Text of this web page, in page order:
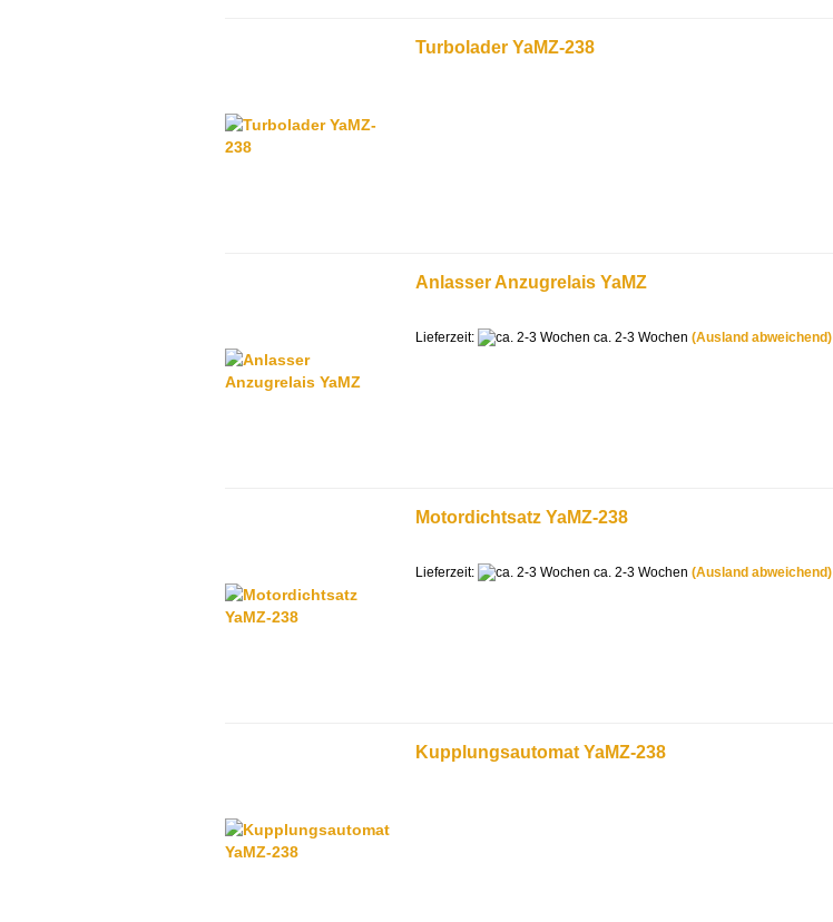
Turbolader YaMZ-238
Anlasser Anzugrelais YaMZ
Lieferzeit: ca. 2-3 Wochen (Ausland abweichend)
Motordichtsatz YaMZ-238
Lieferzeit: ca. 2-3 Wochen (Ausland abweichend)
Kupplungsautomat YaMZ-238